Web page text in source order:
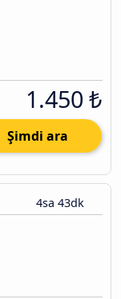
1.450 ₺
Şimdi ara
4sa 43dk